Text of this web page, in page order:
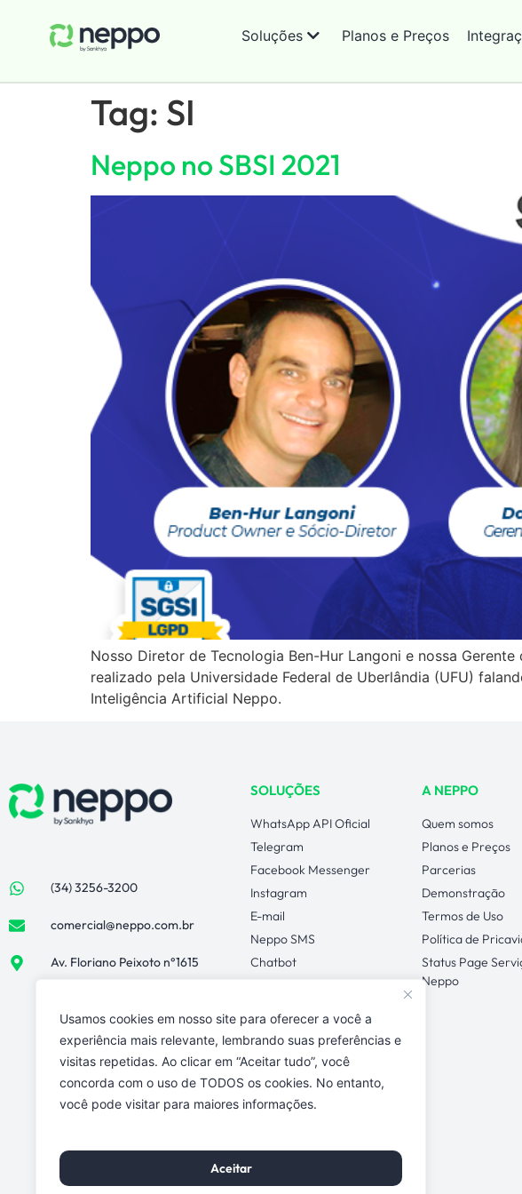
Usamos cookies em nosso site para oferecer a você a
experiência mais relevante, lembrando suas preferências e
visitas repetidas. Ao clicar em “Aceitar tudo”, você
concorda com o uso de TODOS os cookies. No entanto,
você pode visitar para maiores informações.
Aceitar
Soluções Planos e Preços
Tag: SI
Neppo no SBSI 2021
Nosso Diretor de Tecnologia Ben-Hur Langoni e nossa
realizado pela Universidade Federal de Uberlândia (UFU)
Inteligência Artificial Neppo.
(34) 3256-3200
comercial@neppo.com.br
Av. Floriano Peixoto n°1615
SOLUÇÕES
WhatsApp API Oficial
Telegram
Facebook Messenger
Instagram
E-mail
Neppo SMS
Chatbot
Chat Interno
Neppo Voz
Neppo Ticket
Neppo Grow
A NEPPO
Quem somos
Planos e Preços
Parcerias
Demonstração
Termos de Uso
Política de
Status Page
Neppo